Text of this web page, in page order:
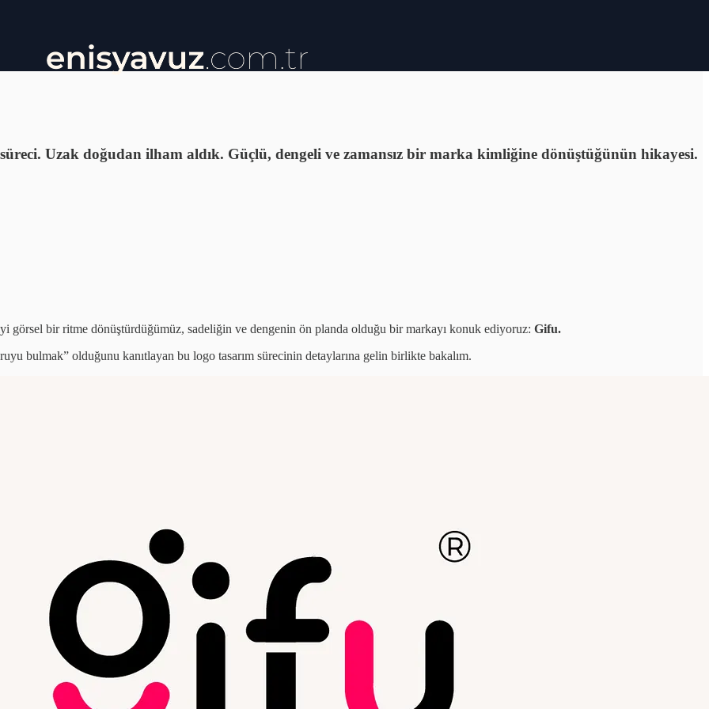
Uzak doğudan ilham aldık. Güçlü, dengeli ve zamansız bir marka kimliğine dönüştüğünün hikayesi.
görsel bir ritme dönüştürdüğümüz, sadeliğin ve dengenin ön planda olduğu bir markayı konuk ediyoruz: Gifu.
bulmak” olduğunu kanıtlayan bu logo tasarım sürecinin detaylarına gelin birlikte bakalım.